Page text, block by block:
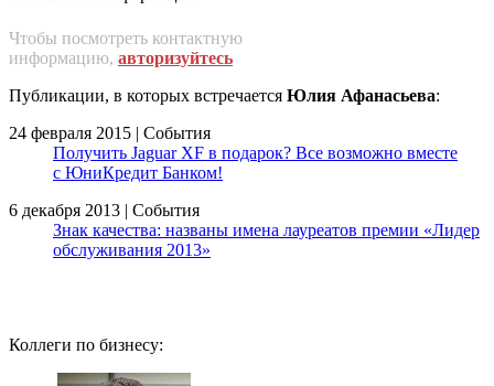
Чтобы посмотреть контактную
информацию, авторизуйтесь
Публикации, в которых встречается Юлия Афанасьева:
24 февраля 2015 | События
Получить Jaguar XF в подарок? Все возможно вместе
с ЮниКредит Банком!
6 декабря 2013 | События
Знак качества: названы имена лауреатов премии «Лидер
обслуживания 2013»
Коллеги по бизнесу: